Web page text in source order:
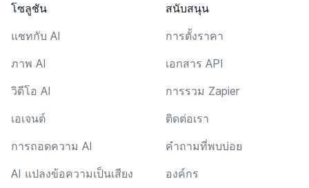
โซลูชัน
แชทกับ AI
ภาพ AI
วิดีโอ AI
เอเจนต์
การถอดความ AI
AI แปลงข้อความเป็นเสียง
สนับสนุน
การตั้งราคา
เอกสาร API
การรวม Zapier
ติดต่อเรา
คำถามที่พบบ่อย
องค์กร